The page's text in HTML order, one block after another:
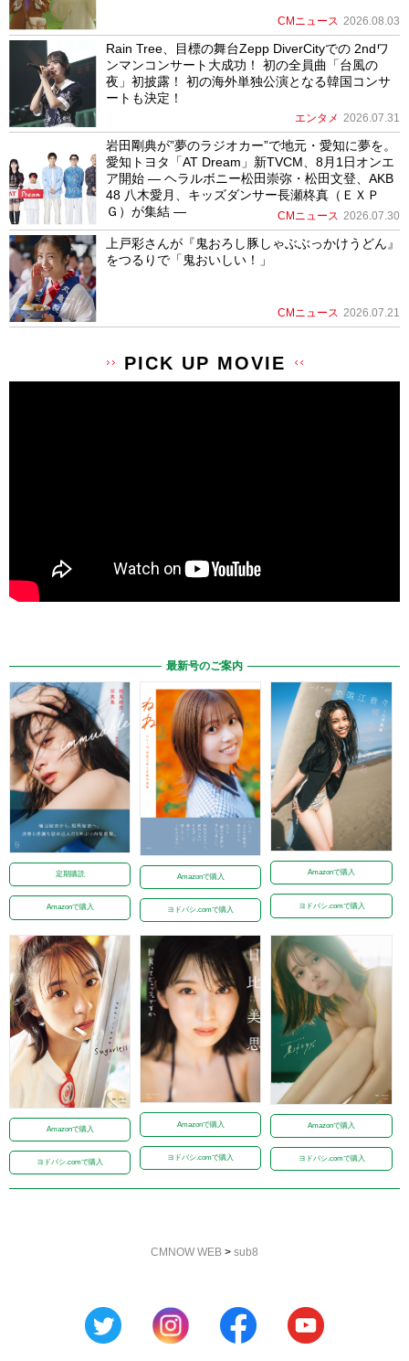
CMニュース 2026.08.03
Rain Tree、目標の舞台Zepp DiverCityでの 2ndワ
ンマンコンサート大成功！ 初の全員曲「台風の
夜」初披露！ 初の海外単独公演となる韓国コンサ
ートも決定！
エンタメ 2026.07.31
岩田剛典が”夢のラジオカー”で地元・愛知に夢を。
愛知トヨタ「AT Dream」新TVCM、8月1日オンエ
ア開始 ― ヘラルボニー松田崇弥・松田文登、AKB
48 八木愛月、キッズダンサー長瀬柊真（ＥＸＰ
Ｇ）が集結 ―
CMニュース 2026.07.30
上戸彩さんが『鬼おろし豚しゃぶぶっかけうどん』
をつるりで「鬼おいしい！」
CMニュース 2026.07.21
PICK UP MOVIE
最新号のご案内
定期購読
Amazonで購入
Amazonで購入
ヨドバシ.comで購入
Amazonで購入
ヨドバシ.comで購入
Amazonで購入
ヨドバシ.comで購入
Amazonで購入
ヨドバシ.comで購入
Amazonで購入
ヨドバシ.comで購入
CMNOW WEB > sub8